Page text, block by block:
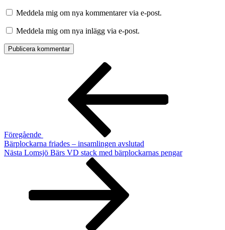
Meddela mig om nya kommentarer via e-post.
Meddela mig om nya inlägg via e-post.
Inläggsnavigering
Föregående
Bärplockarna friades – insamlingen avslutad
Nästa
Nästa Lomsjö Bärs VD stack med bärplockarnas pengar